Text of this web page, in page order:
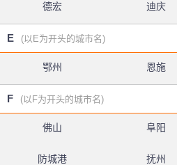
德宏 迪庆
E (以E为开头的城市名)
鄂州 恩施
F (以F为开头的城市名)
佛山 阜阳
防城港 抚州